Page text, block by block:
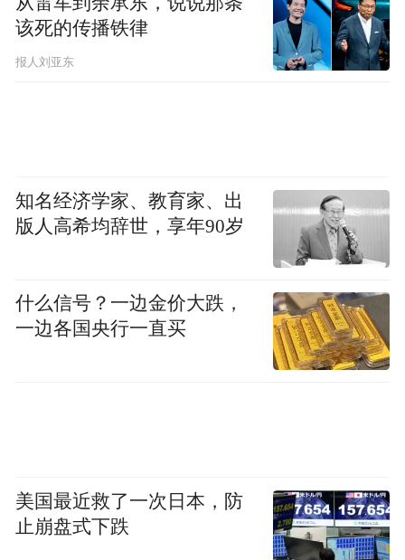
那就来尝尝韭菜月饼吧！
@sara0328：到底是月饼还是包子啊？
@TsangXiuMin：老板，给我来个番茄炒蛋馅
的！
该死的传播铁律
报人刘亚东
知名经济学家、教育家、出
版人高希均辞世，享年90岁
什么信号？一边金价大跌，
一边各国央行一直买
美国最近救了一次日本，防
止崩盘式下跌